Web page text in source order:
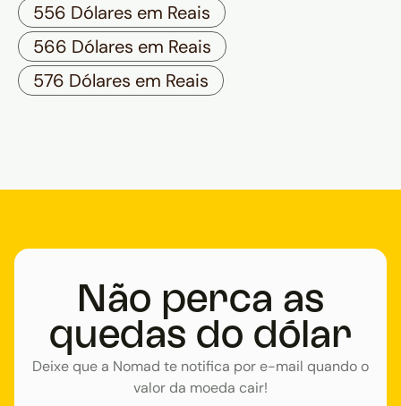
556 Dólares em Reais
566 Dólares em Reais
576 Dólares em Reais
Não perca as
quedas do dólar
Deixe que a Nomad te notifica por e-mail quando o
valor da moeda cair!